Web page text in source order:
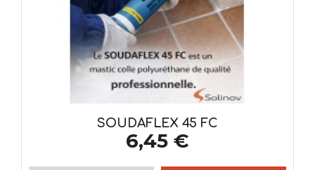
SOUDAFLEX 45 FC
6,45 €